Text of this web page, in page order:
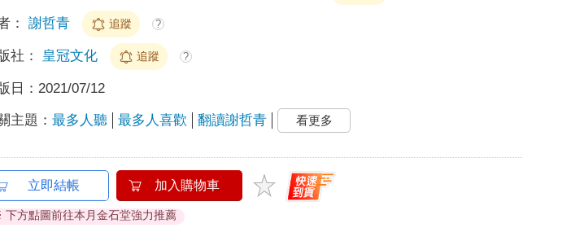
： 謝哲青 追蹤 ?
社： 皇冠文化 追蹤 ?
日： 2021/07/12
主題：最多人聽 最多人喜歡 翻讀謝哲青 看更多
立即結帳 加入購物車
下方點圖前往本月金石堂強力推薦